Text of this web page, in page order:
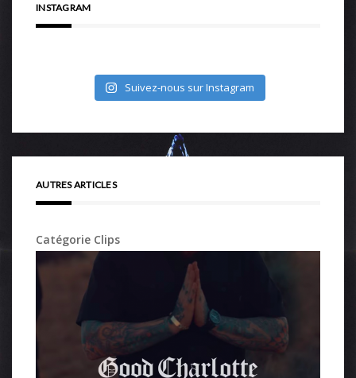
INSTAGRAM
Suivez-nous sur Instagram
AUTRES ARTICLES
Catégorie Clips